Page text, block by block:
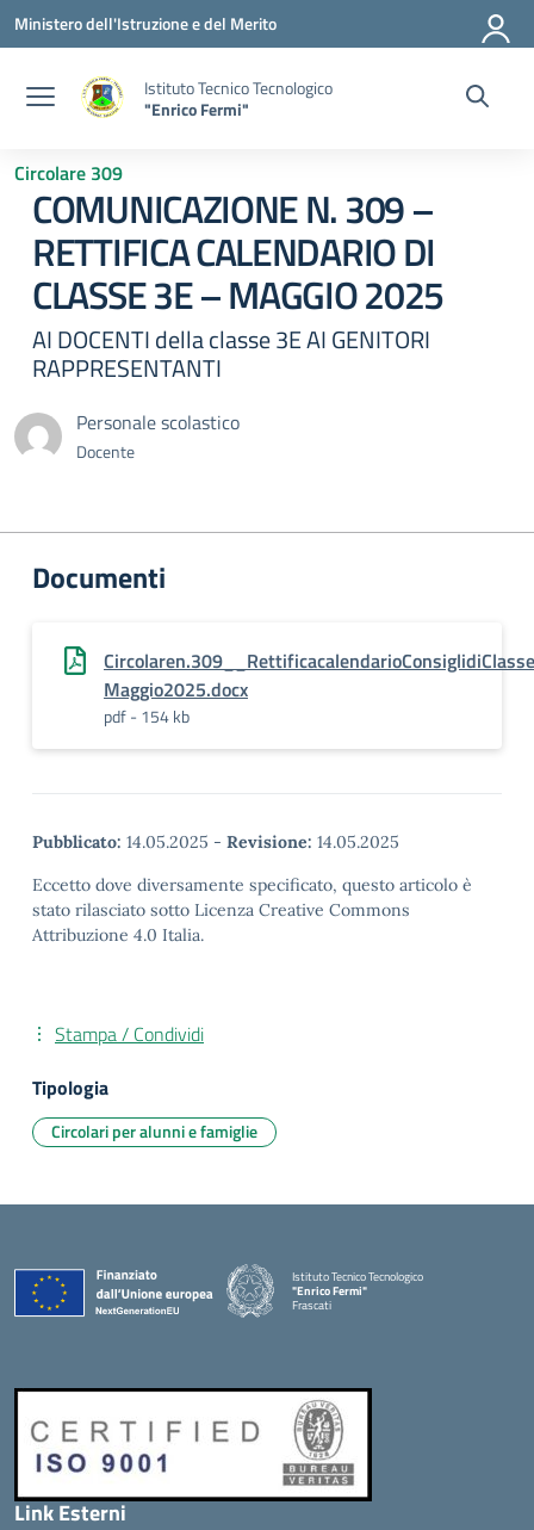
Vai ai contenuti
Vai al menu di navigazione
Vai al footer
Ministero dell'Istruzione e del Merito
Istituto Tecnico Tecnologico
"Enrico Fermi"
Circolare 309
COMUNICAZIONE N. 309 –
RETTIFICA CALENDARIO DI
CLASSE 3E – MAGGIO 2025
AI DOCENTI della classe 3E AI GENITORI
RAPPRESENTANTI
Personale scolastico
Docente
Documenti
Maggio2025.docx
pdf - 154 kb
Pubblicato: 14.05.2025 - Revisione: 14.05.2025
Eccetto dove diversamente specificato, questo articolo è
stato rilasciato sotto Licenza Creative Commons
Attribuzione 4.0 Italia.
Stampa / Condividi
Tipologia
Circolari per alunni e famiglie
Istituto Tecnico Tecnologico
"Enrico Fermi"
Frascati
Link Esterni